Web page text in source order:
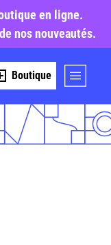
en ligne.
nos nouveautés.
Boutique